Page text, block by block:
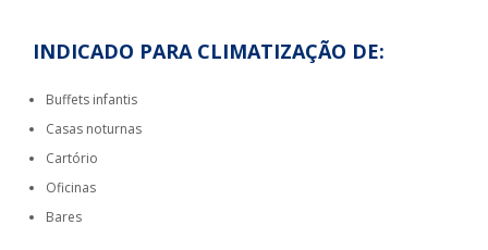
INDICADO PARA CLIMATIZAÇÃO DE:
Buffets infantis
Casas noturnas
Cartório
Oficinas
Bares